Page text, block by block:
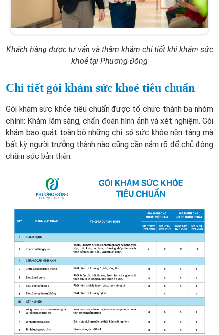
Khách hàng được tư vấn và thăm khám chi tiết khi khám sức
khoẻ tại Phương Đông
Chi tiết gói khám sức khoẻ tiêu chuẩn
Gói khám sức khỏe tiêu chuẩn được tổ chức thành ba nhóm
chính: Khám lâm sàng, chẩn đoán hình ảnh và xét nghiệm. Gói
khám bao quát toàn bộ những chỉ số sức khỏe nền tảng mà
bất kỳ người trưởng thành nào cũng cần nắm rõ để chủ động
chăm sóc bản thân.